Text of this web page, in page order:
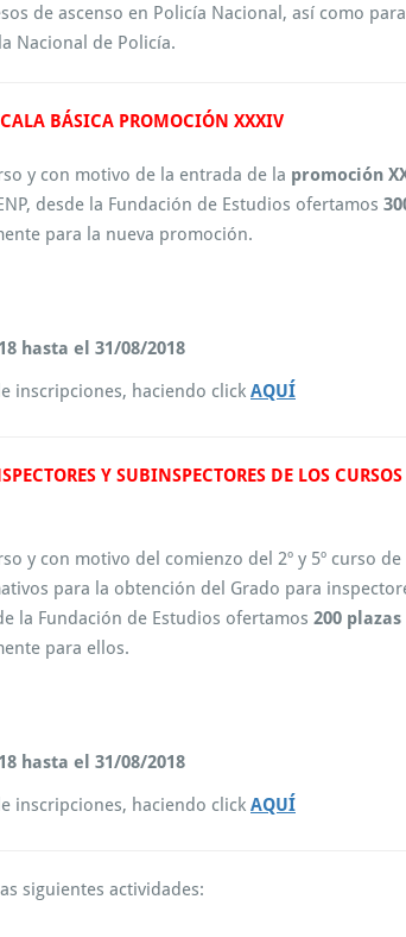
de ascenso en Policía Nacional, así como
Nacional de Policía.
BÁSICA PROMOCIÓN XXXIV
y con motivo de la entrada de la promoción
desde la Fundación de Estudios ofertamos
para la nueva promoción.
hasta el 31/08/2018
inscripciones, haciendo click AQUÍ
Y SUBINSPECTORES DE LOS
y con motivo del comienzo del 2º y 5º curso de
para la obtención del Grado para
la Fundación de Estudios ofertamos 200 plazas
para ellos.
hasta el 31/08/2018
inscripciones, haciendo click AQUÍ
siguientes actividades: